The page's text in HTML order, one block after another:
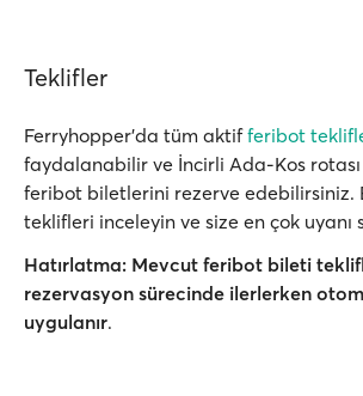
Teklifler
Ferryhopper'da tüm aktifferibot
faydalanabilir ve İncirli Ada-Kos
feribot biletlerini rezerve edebilirsiniz.
teklifleri inceleyin ve size en çok uyanı
Hatırlatma: Mevcut feribot bileti
rezervasyon sürecinde ilerlerken
uygulanır.